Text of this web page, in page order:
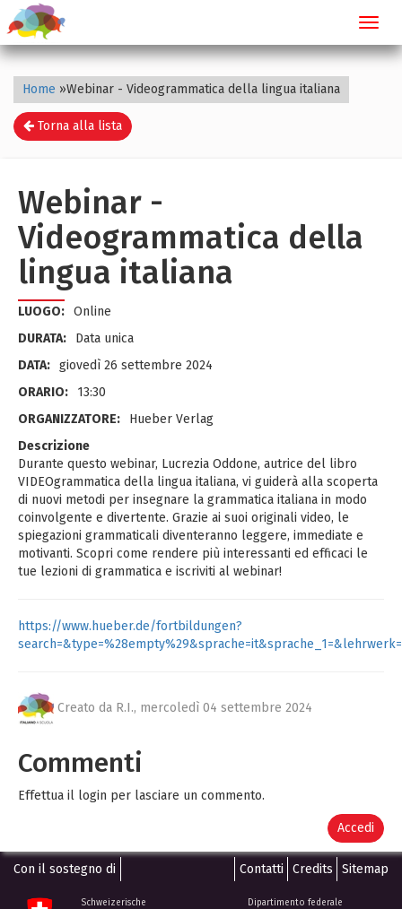
Home »Webinar - Videogrammatica della lingua italiana
Torna alla lista
Webinar -
Videogrammatica della
lingua italiana
LUOGO: Online
DURATA:
Data unica
DATA: giovedì 26 settembre 2024
ORARIO:
13:30
ORGANIZZATORE:
Hueber Verlag
Descrizione
Durante questo webinar, Lucrezia Oddone, autrice del libro
VIDEOgrammatica della lingua italiana, vi guiderà alla scoperta
di nuovi metodi per insegnare la grammatica italiana in modo
coinvolgente e divertente. Grazie ai suoi originali video, le
spiegazioni grammaticali diventeranno leggere, immediate e
motivanti. Scopri come rendere più interessanti ed efficaci le
tue lezioni di grammatica e iscriviti al webinar!
https://www.hueber.de/fortbildungen?
Creato da R.I., mercoledì 04 settembre 2024
Commenti
Effettua il login per lasciare un commento.
Accedi
Con il sostegno di Contatti Credits Sitemap
Schweizerische
Dipartimento federale